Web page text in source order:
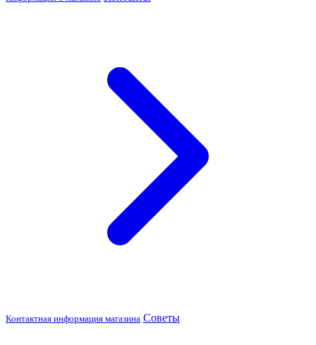
Контактная информация магазина Советы